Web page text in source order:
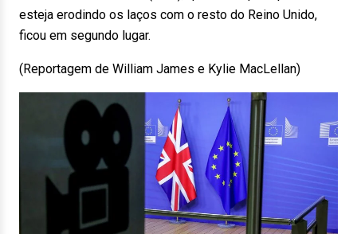
esteja erodindo os laços com o resto do Reino Unido,
ficou em segundo lugar.
(Reportagem de William James e Kylie MacLellan)